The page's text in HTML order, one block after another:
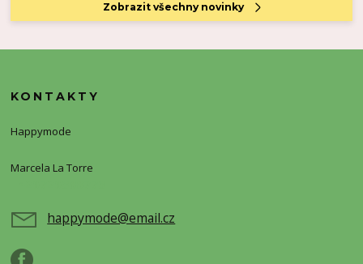
Zobrazit všechny novinky
KONTAKTY
Happymode
Marcela La Torre
happymode@email.cz